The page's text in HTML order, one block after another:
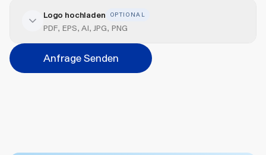
Veredelung hinzufügen
Position
Bitte wählen...
Logo hochladen OPTIONAL
PDF, EPS, AI, JPG, PNG
Anfrage Senden